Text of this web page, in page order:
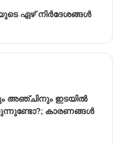
ഏഴ് നിര്‍ദേശങ്ങള്‍
അഞ്ചിനും ഇടയിൽ
കാരണങ്ങള്‍